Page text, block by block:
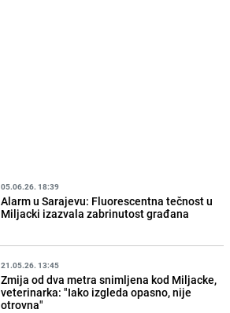
05.06.26. 18:39
Alarm u Sarajevu: Fluorescentna tečnost u
Miljacki izazvala zabrinutost građana
21.05.26. 13:45
Zmija od dva metra snimljena kod Miljacke,
veterinarka: "Iako izgleda opasno, nije
otrovna"